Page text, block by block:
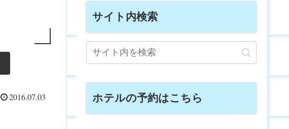
2016.07.03
サイト内検索
ホテルの予約はこちら